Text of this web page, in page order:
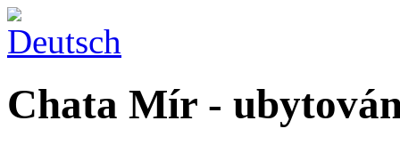
Chata Mír -